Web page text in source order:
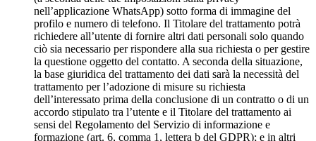
nell’applicazione WhatsApp) sotto forma di immagine del
profilo e numero di telefono. Il Titolare del trattamento potrà
richiedere all’utente di fornire altri dati personali solo quando
ciò sia necessario per rispondere alla sua richiesta o per gestire
la questione oggetto del contatto. A seconda della situazione,
la base giuridica del trattamento dei dati sarà la necessità del
trattamento per l’adozione di misure su richiesta
dell’interessato prima della conclusione di un contratto o di un
accordo stipulato tra l’utente e il Titolare del trattamento ai
sensi del Regolamento del Servizio di informazione e
formazione (art. 6, comma 1, lettera b del GDPR); e in altri